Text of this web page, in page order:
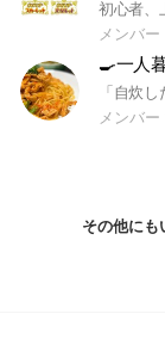
メンバー
🍳一人
メンバ
その他にも